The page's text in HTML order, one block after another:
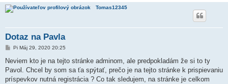
Tomas12345
Dotaz na Pavla
P
í
p
e
Pi Máj 29, 2020 20:25
Neviem kto je na tejto stránke adminom, ale predpokladám že si to ty
Pavol. Chcel by som sa ťa spýtať, prečo je na tejto stránke k prispievaniu
príspevkov nutná registrácia ? Co tak sledujem, na stránke je celkom